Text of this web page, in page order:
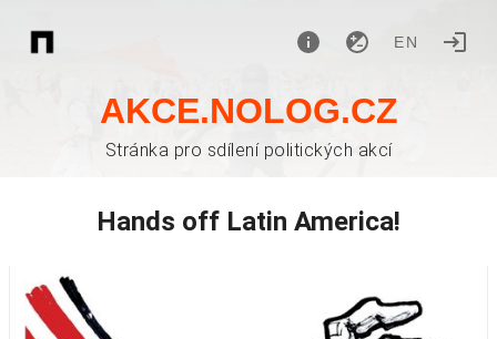
EN
AKCE.NOLOG.CZ
Stránka pro sdílení politických akcí
Hands off Latin America!